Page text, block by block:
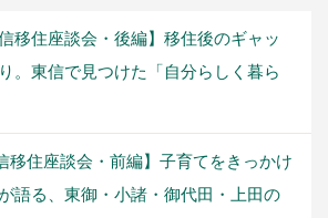
移住座談会・後編】移住後のギャッ
。東信で見つけた「自分らしく暮ら
移住座談会・前編】子育てをきっかけ
語る、東御・小諸・御代田・上田の